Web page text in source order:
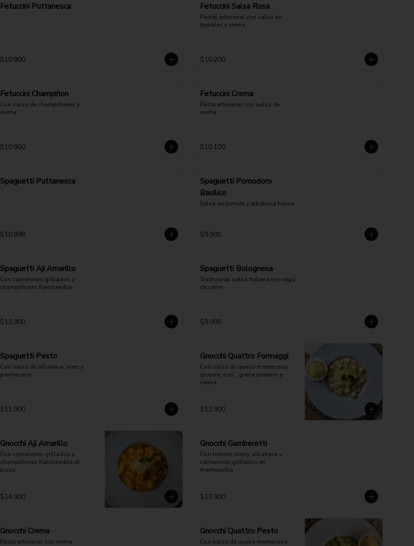
Fetuccini Puttanesca
$10.900
Fetuccini Salsa Rosa
Pastal artesanal con salsa de
tomates y crema
$10.200
Fetuccini Champiñon
Con salsa de champiñones y
crema
$10.900
Fetuccini Crema
Pasta artesanal con salsa de
crema
$10.100
Spaguetti Puttanesca
$10.898
Spaguetti Pomodoro
Basilico
Salsa de tomate y albahaca fresca
$9.900
Spaguetti Aji Amarillo
Con camarones grillados y
champiñones flambeados
$13.900
Spaguetti Bolognesa
Tradicional salsa italiana con ragú
de carne
$9.900
Spaguetti Pesto
Con salsa de albahaca, nuez y
parmesano
$11.900
Gnocchi Quattro Formaggi
Con salsa de queso mantecoso,
gruyere, azul , grana padano y
crema.
$12.900
Gnocchi Aji Amarillo
Con camarones grillados y
champiñones flambeados al
pisco
$14.900
Gnocchi Gamberetti
Con tomate cherry, albahaca y
camarones grillados en
mantequilla.
$13.900
Gnocchi Crema
Pasta artesanal con crema
Gnocchi Quattro Pesto
Con salsa de queso mantecoso,